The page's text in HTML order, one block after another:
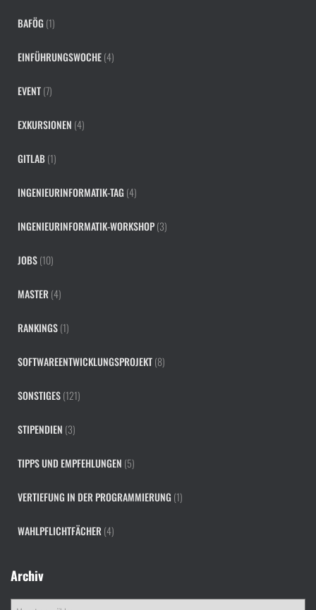
BAFÖG (1)
EINFÜHRUNGSWOCHE(4)
EVENT(7)
EXKURSIONEN (4)
GITLAB(1)
INGENIEURINFORMATIK-TAG (4)
INGENIEURINFORMATIK-WORKSHOP(3)
JOBS(10)
MASTER (4)
RANKINGS(1)
SOFTWAREENTWICKLUNGSPROJEKT(8)
SONSTIGES(121)
STIPENDIEN (3)
TIPPS UND EMPFEHLUNGEN (5)
VERTIEFUNG IN DER PROGRAMMIERUNG (1)
WAHLPFLICHTFÄCHER (4)
Archiv